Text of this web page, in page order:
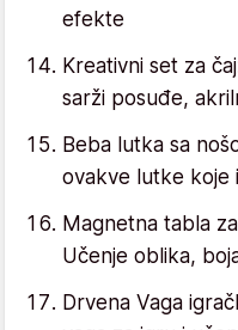
efekte
Kreativni set za
sarži posuđe,
Beba lutka sa
ovakve lutke koje
Magnetna tabla
Učenje oblika,
Drvena Vaga